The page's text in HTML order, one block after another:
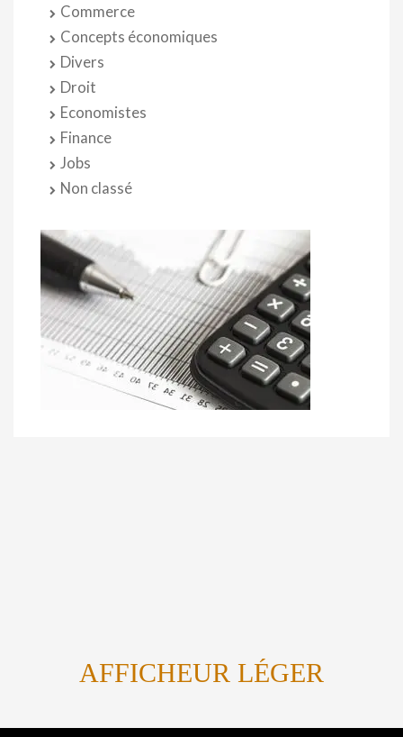
Commerce
Concepts économiques
Divers
Droit
Economistes
Finance
Jobs
Non classé
AFFICHEUR LÉGER